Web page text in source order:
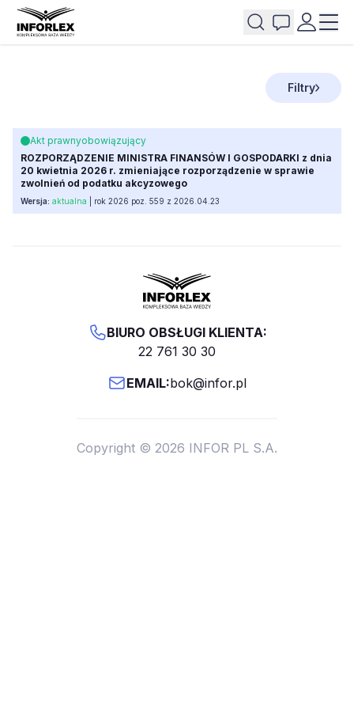
Filtry
Akt prawnyobowiązujący
ROZPORZĄDZENIE MINISTRA FINANSÓW I GOSPODARKI z dnia
20 kwietnia 2026 r. zmieniające rozporządzenie w sprawie
zwolnień od podatku akcyzowego
Wersja: aktualna | rok 2026 poz. 559 z 2026.04.23
BIURO OBSŁUGI KLIENTA:
22 761 30 30
EMAIL:bok@infor.pl
Copyright © 2026 INFOR PL S.A.